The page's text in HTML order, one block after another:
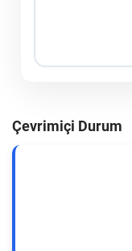
Çevrimiçi Durum